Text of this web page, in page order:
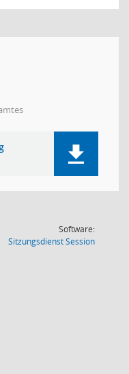
Software:
SitzungsdienstSession(Wird in